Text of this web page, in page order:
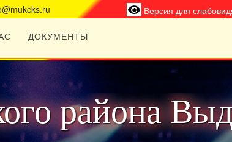
Версия для
ДОКУМЕНТЫ
района